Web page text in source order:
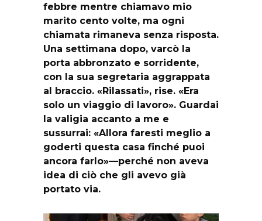
febbre mentre chiamavo mio
marito cento volte, ma ogni
chiamata rimaneva senza risposta.
Una settimana dopo, varcò la
porta abbronzato e sorridente,
con la sua segretaria aggrappata
al braccio. «Rilassati», rise. «Era
solo un viaggio di lavoro». Guardai
la valigia accanto a me e
sussurrai: «Allora faresti meglio a
goderti questa casa finché puoi
ancora farlo»—perché non aveva
idea di ciò che gli avevo già
portato via.